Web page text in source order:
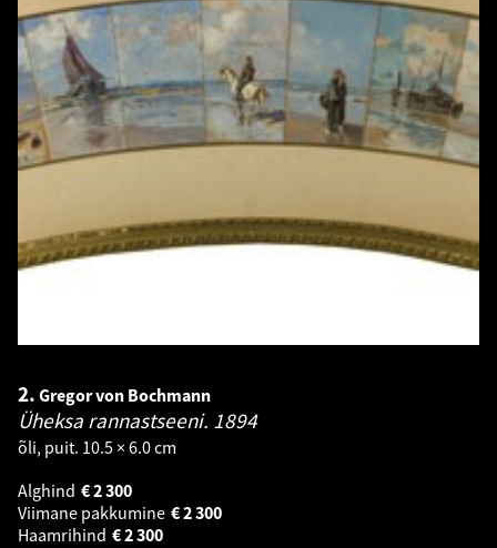
2. Gregor von Bochmann
Üheksa rannastseeni. 1894
õli, puit. 10.5 × 6.0 cm
Alghind
2 300
€
Viimane pakkumine
2 300
€
Haamrihind
2 300
€